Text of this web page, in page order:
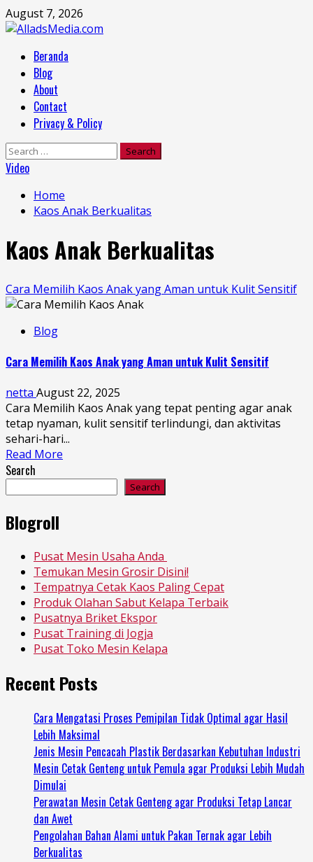
Skip
to
August 7, 2026
MenuBeranda
Blog
About
Contact
Privacy & Policy
Search
for:
Video
Home
Kaos Anak Berkualitas
Kaos Anak Berkualitas
Cara Memilih Kaos Anak yang Aman untuk Kulit Sensitif
Blog
Cara Memilih Kaos Anak yang Aman untuk Kulit Sensitif
netta August 22, 2025
Cara Memilih Kaos Anak yang tepat penting agar anak
tetap nyaman, kulit sensitif terlindungi, dan aktivitas
sehari-hari...
Read More
Search
Search
Blogroll
Pusat Mesin Usaha Anda
Temukan Mesin Grosir Disini!
Tempatnya Cetak Kaos Paling Cepat
Produk Olahan Sabut Kelapa Terbaik
Pusatnya Briket Ekspor
Pusat Training di Jogja
Pusat Toko Mesin Kelapa
Recent Posts
Cara Mengatasi Proses Pemipilan Tidak Optimal agar Hasil
Lebih Maksimal
Jenis Mesin Pencacah Plastik Berdasarkan Kebutuhan Industri
Mesin Cetak Genteng untuk Pemula agar Produksi Lebih Mudah
Dimulai
Perawatan Mesin Cetak Genteng agar Produksi Tetap Lancar
dan Awet
Pengolahan Bahan Alami untuk Pakan Ternak agar Lebih
Berkualitas